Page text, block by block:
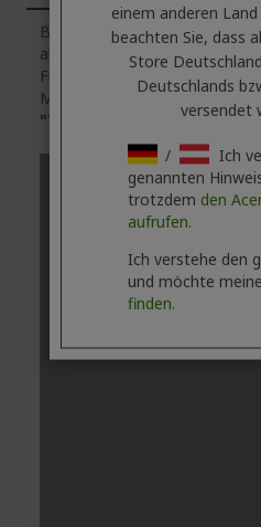
Bitte beachten Sie, dass die
allgemeine Informationen
Für die genauen technischen
Modells
klickenSie bitte auf
"Technische Daten".
einem anderen
beachten Sie, dass
Store Deutschland
Deutschlands
versendet
/
Ich
genannten
trotzdem den
aufrufen.
Ich verstehe den
und möchte
finden.